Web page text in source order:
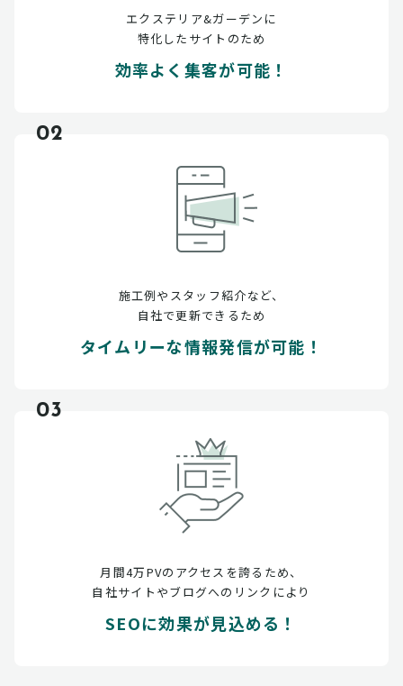
エクステリア&ガーデンに
特化したサイトのため
効率よく集客が可能！
02
施工例やスタッフ紹介など、
自社で更新できるため
タイムリーな情報発信が可能！
03
月間4万PVのアクセスを誇るため、
自社サイトやブログへのリンクにより
SEOに効果が見込める！